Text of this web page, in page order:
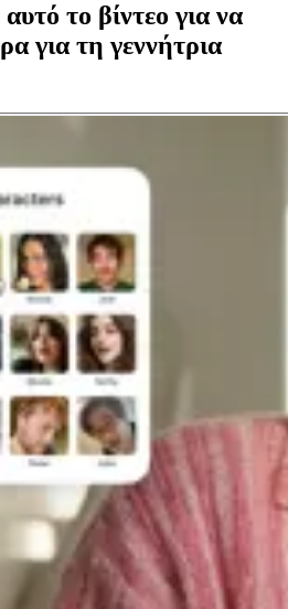
το βίντεο για να
για τη γεννήτρια